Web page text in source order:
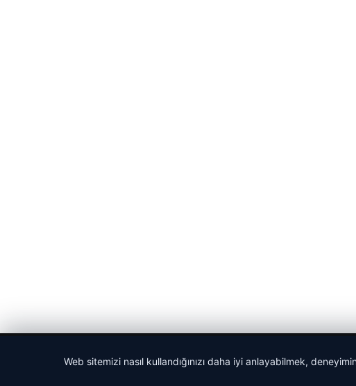
Web sitemizi nasıl kullandığınızı daha iyi anlayabilmek,